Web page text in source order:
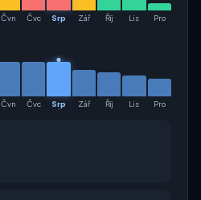
Čvn Čvc Srp Zář Říj Lis Pro
Čvn Čvc Srp Zář Říj Lis Pro